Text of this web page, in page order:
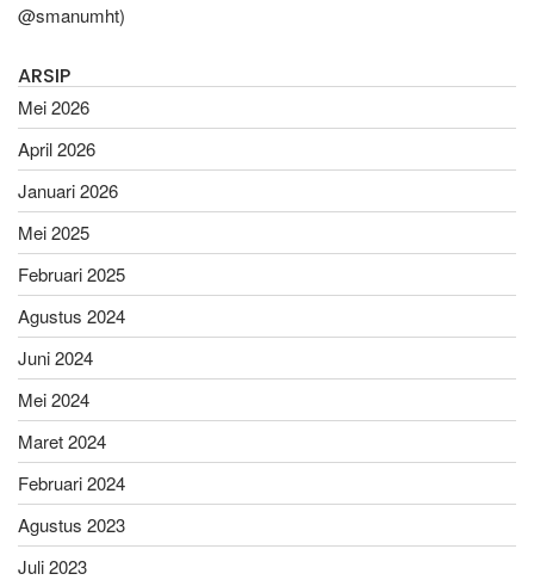
@smanumht)
ARSIP
Mei 2026
April 2026
Januari 2026
Mei 2025
Februari 2025
Agustus 2024
Juni 2024
Mei 2024
Maret 2024
Februari 2024
Agustus 2023
Juli 2023